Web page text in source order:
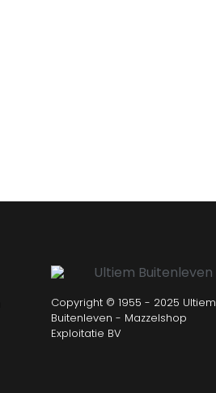
Copyright © 1955 - 2025 Ultiem
Buitenleven - Mazzelshop
Exploitatie BV